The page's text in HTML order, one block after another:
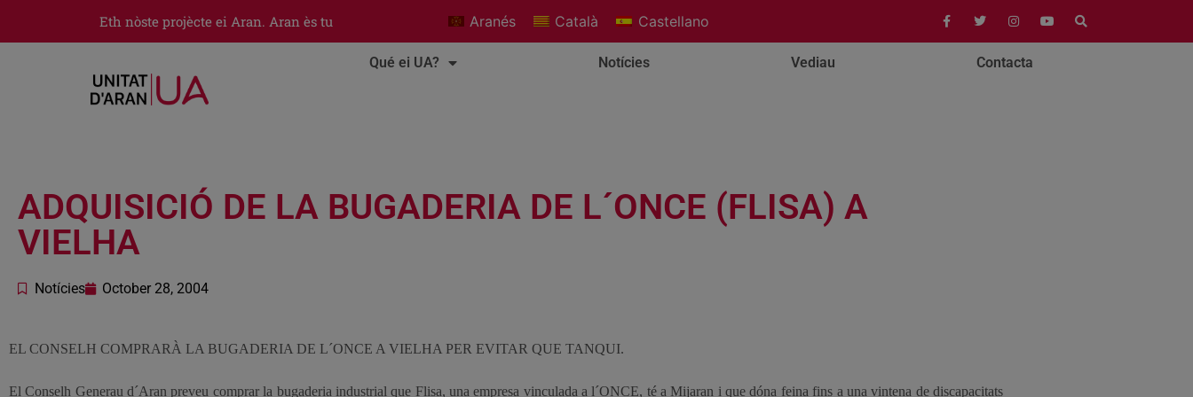
Eth nòste projècte ei Aran. Aran ès tu Aranés Català Castellano
Qué ei UA? Notícies Vediau Contacta
ADQUISICIÓ DE LA BUGADERIA DE L´ONCE (FLISA) A
VIELHA
Notícies October 28, 2004
EL CONSELH COMPRARÀ LA BUGADERIA DE L´ONCE A VIELHA PER EVITAR QUE TANQUI.
El Conselh Generau d´Aran preveu comprar la bugaderia industrial que Flisa, una empresa vinculada a l´ONCE, té a Mijaran i que dóna feina fins a una vintena de discapacitats